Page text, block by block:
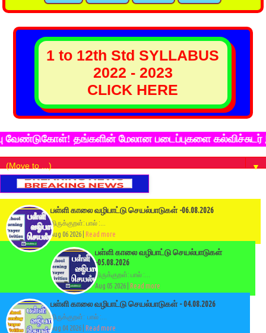
1 to 12th Std SYLLABUS
2022 - 2023
CLICK HERE
தங்களின் மேலான படைப்புகளை கல்விச்சுடர் இணைய
▼
பள்ளி காலை வழிபாட்டு செயல்பாடுகள் -06.08.2026
திருக்குறள்: பால் :...
Aug 06 2026 |
Read more
பள்ளி காலை வழிபாட்டு செயல்பாடுகள்
-05.08.2026
திருக்குறள்: பால் :...
Aug 05 2026 | Read more
பள்ளி காலை வழிபாட்டு செயல்பாடுகள் - 04.08.2026
திருக்குறள்: பால் :...
Aug 04 2026 | Read more